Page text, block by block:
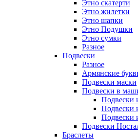
Этно скатерти
Этно жилетки
Этно шапки
Этно Подушки
Этно сумки
Разное
Подвески
Разное
Армянские
Подвески маски
Подвески в
Подвески
Подвески
Подвески
Подвески
Браслеты